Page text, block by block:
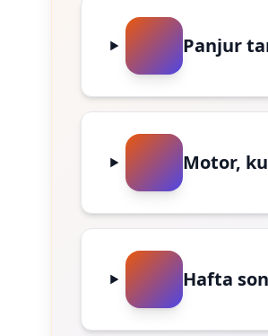
Panjur
Motor,
Hafta